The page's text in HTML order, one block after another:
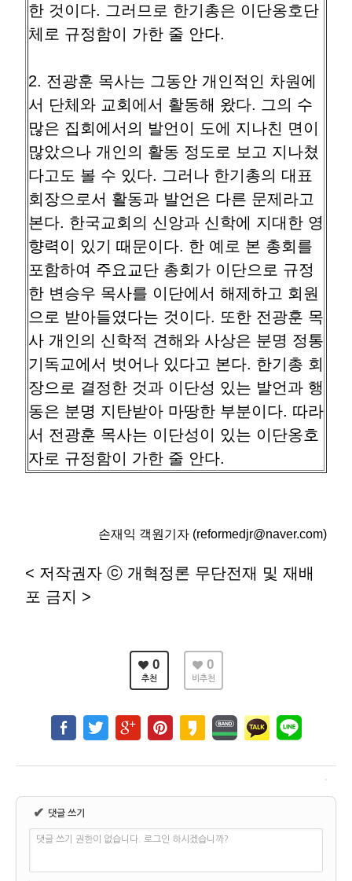
한 것이다. 그러므로 한기총은 이단옹호단
체로 규정함이 가한 줄 안다.
2. 전광훈 목사는 그동안 개인적인 차원에
서 단체와 교회에서 활동해 왔다. 그의 수
많은 집회에서의 발언이 도에 지나친 면이
많았으나 개인의 활동 정도로 보고 지나쳤
다고도 볼 수 있다. 그러나 한기총의 대표
회장으로서 활동과 발언은 다른 문제라고
본다. 한국교회의 신앙과 신학에 지대한 영
향력이 있기 때문이다. 한 예로 본 총회를
포함하여 주요교단 총회가 이단으로 규정
한 변승우 목사를 이단에서 해제하고 회원
으로 받아들였다는 것이다. 또한 전광훈 목
사 개인의 신학적 견해와 사상은 분명 정통
기독교에서 벗어나 있다고 본다. 한기총 회
장으로 결정한 것과 이단성 있는 발언과 행
동은 분명 지탄받아 마땅한 부분이다. 따라
서 전광훈 목사는 이단성이 있는 이단옹호
자로 규정함이 가한 줄 안다.
손재익 객원기자 (reformedjr@naver.com)
< 저작권자 ⓒ 개혁정론 무단전재 및 재배
포 금지 >
0
추천
0
비추천
✔ 댓글 쓰기
댓글 쓰기 권한이 없습니다. 로그인 하시겠습니까?